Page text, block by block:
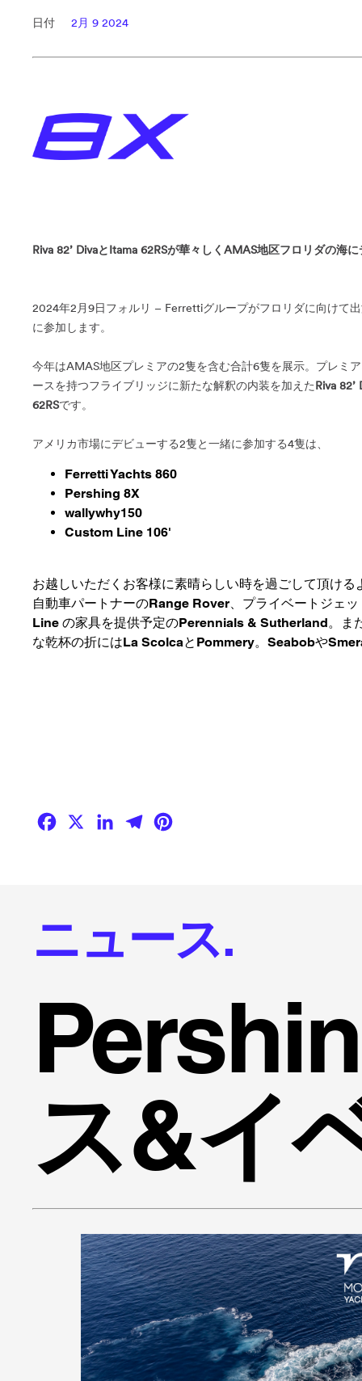
日付 2月 9 2024
Riva 82’ DivaとItama 62RSが華々しくAMAS地区フロリダの海
2024年2月9日フォルリ – Ferrettiグループがフロリダに向けて
に参加します。
今年はAMAS地区プレミアの2隻を含む合計6隻を展示。プレミ
ースを持つフライブリッジに新たな解釈の内装を加えたRiva 82’
62RSです。
アメリカ市場にデビューする2隻と一緒に参加する4隻は、
Ferretti Yachts 860
Pershing 8X
wallywhy150
Custom Line 106'
お越しいただくお客様に素晴らしい時を過ごして頂け
自動車パートナーのRange Rover、プライベートジェ
Line の家具を提供予定のPerennials & Sutherland。ま
な乾杯の折にはLa Scolcaと Pommery。 Seabobや
Facebook
X LinkedInTelegram
ニュース.
ス&イ